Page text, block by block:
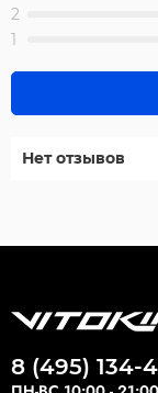
2
1
Нет отзывов
8 (495) 134-